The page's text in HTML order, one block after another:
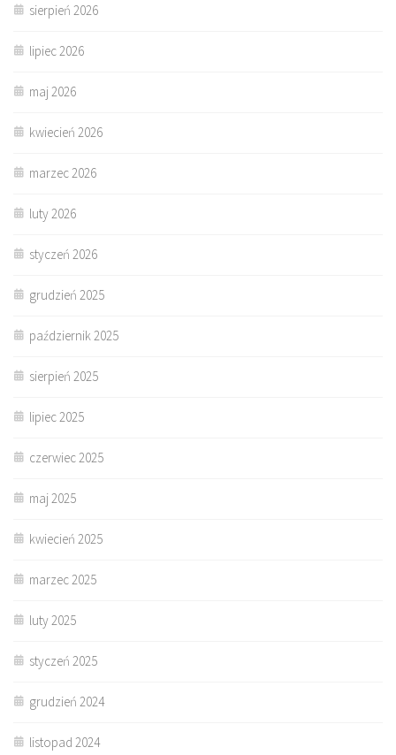
sierpień 2026
lipiec 2026
maj 2026
kwiecień 2026
marzec 2026
luty 2026
styczeń 2026
grudzień 2025
październik 2025
sierpień 2025
lipiec 2025
czerwiec 2025
maj 2025
kwiecień 2025
marzec 2025
luty 2025
styczeń 2025
grudzień 2024
listopad 2024